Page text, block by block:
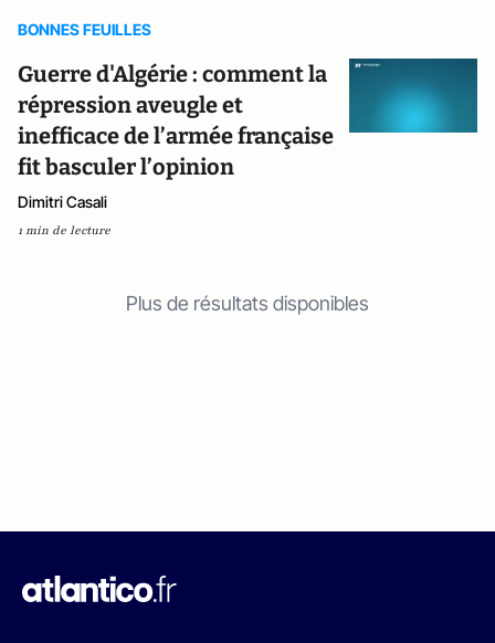
BONNES FEUILLES
Guerre d'Algérie : comment la
répression aveugle et
inefficace de l’armée française
fit basculer l’opinion
Dimitri Casali
1 min de lecture
Plus de résultats disponibles